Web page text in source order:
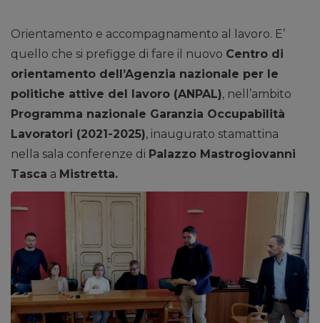
Orientamento e accompagnamento al lavoro. E’
quello che si prefigge di fare il nuovo Centro di
orientamento dell’Agenzia nazionale per le
politiche attive del lavoro (ANPAL), nell’ambito
Programma nazionale Garanzia Occupabilità
Lavoratori (2021-2025), inaugurato stamattina
nella sala conferenze di Palazzo Mastrogiovanni
Tasca a Mistretta.